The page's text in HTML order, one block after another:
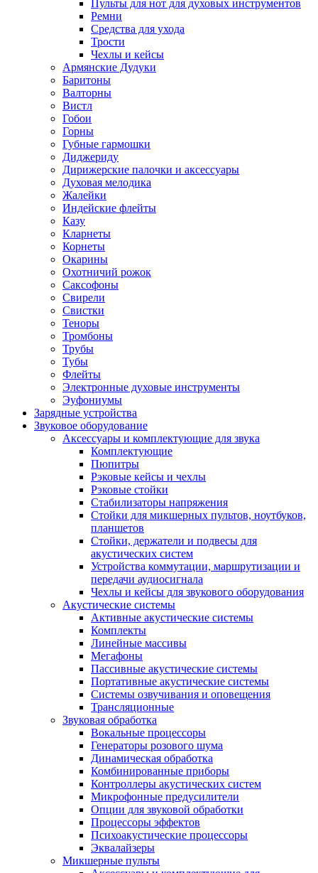
Пульты для нот для духовых инструментов
Ремни
Средства для ухода
Трости
Чехлы и кейсы
Армянские Дудуки
Баритоны
Валторны
Вистл
Гобои
Горны
Губные гармошки
Диджериду
Дирижерские палочки и аксессуары
Духовая мелодика
Жалейки
Индейские флейты
Казу
Кларнеты
Корнеты
Окарины
Охотничий рожок
Саксофоны
Свирели
Свистки
Теноры
Тромбоны
Трубы
Тубы
Флейты
Электронные духовые инструменты
Эуфониумы
Зарядные устройства
Звуковое оборудование
Аксессуары и комплектующие для звука
Комплектующие
Пюпитры
Рэковые кейсы и чехлы
Рэковые стойки
Стабилизаторы напряжения
Стойки для микшерных пультов, ноутбуков,
планшетов
Стойки, держатели и подвесы для
акустических систем
Устройства коммутации, маршрутизации и
передачи аудиосигнала
Чехлы и кейсы для звукового оборудования
Акустические системы
Активные акустические системы
Комплекты
Линейные массивы
Мегафоны
Пассивные акустические системы
Портативные акустические системы
Системы озвучивания и оповещения
Трансляционные
Звуковая обработка
Вокальные процессоры
Генераторы розового шума
Динамическая обработка
Комбинированные приборы
Контроллеры акустических систем
Микрофонные предусилители
Опции для звуковой обработки
Процессоры эффектов
Психоакустические процессоры
Эквалайзеры
Микшерные пульты